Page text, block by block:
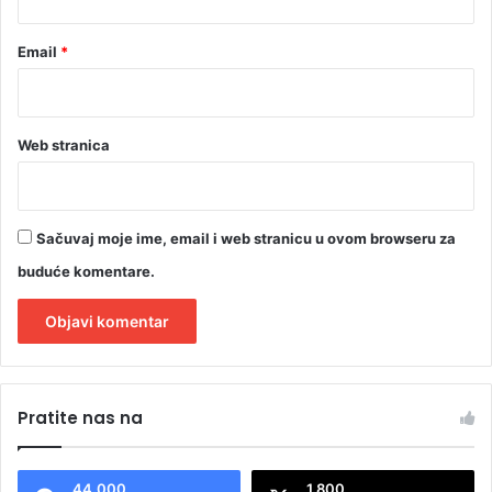
Email *
Web stranica
Sačuvaj moje ime, email i web stranicu u ovom browseru za
buduće komentare.
tPratite nas na
44.000 1.800